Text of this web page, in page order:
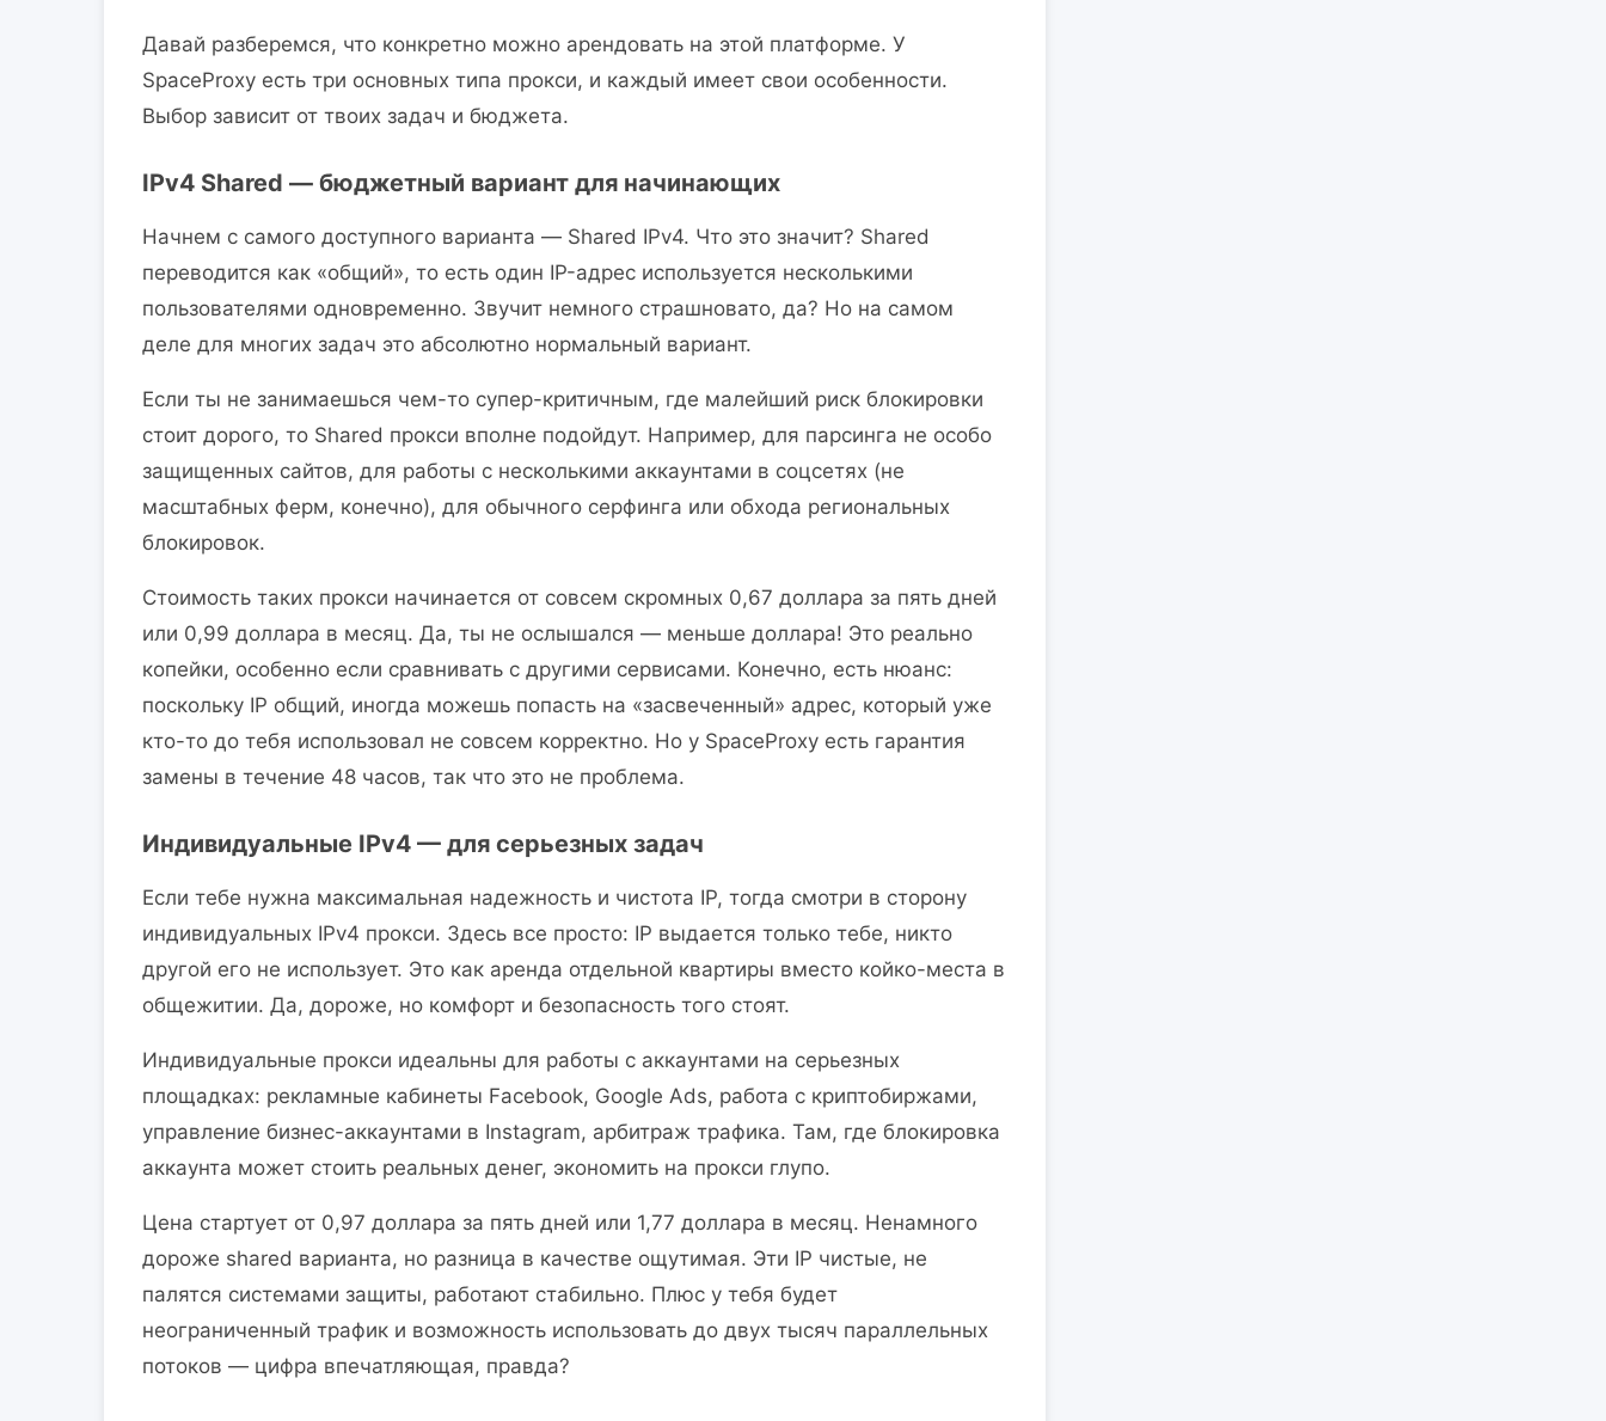
Давай разберемся, что конкретно можно арендовать на этой платформе. У
SpaceProxy есть три основных типа прокси, и каждый имеет свои особенности.
Выбор зависит от твоих задач и бюджета.
IPv4 Shared — бюджетный вариант для начинающих
Начнем с самого доступного варианта — Shared IPv4. Что это значит? Shared
переводится как «общий», то есть один IP-адрес используется несколькими
пользователями одновременно. Звучит немного страшновато, да? Но на самом
деле для многих задач это абсолютно нормальный вариант.
Если ты не занимаешься чем-то супер-критичным, где малейший риск блокировки
стоит дорого, то Shared прокси вполне подойдут. Например, для парсинга не особо
защищенных сайтов, для работы с несколькими аккаунтами в соцсетях (не
масштабных ферм, конечно), для обычного серфинга или обхода региональных
блокировок.
Стоимость таких прокси начинается от совсем скромных 0,67 доллара за пять дней
или 0,99 доллара в месяц. Да, ты не ослышался — меньше доллара! Это реально
копейки, особенно если сравнивать с другими сервисами. Конечно, есть нюанс:
поскольку IP общий, иногда можешь попасть на «засвеченный» адрес, который уже
кто-то до тебя использовал не совсем корректно. Но у SpaceProxy есть гарантия
замены в течение 48 часов, так что это не проблема.
Индивидуальные IPv4 — для серьезных задач
Если тебе нужна максимальная надежность и чистота IP, тогда смотри в сторону
индивидуальных IPv4 прокси. Здесь все просто: IP выдается только тебе, никто
другой его не использует. Это как аренда отдельной квартиры вместо койко-места в
общежитии. Да, дороже, но комфорт и безопасность того стоят.
Индивидуальные прокси идеальны для работы с аккаунтами на серьезных
площадках: рекламные кабинеты Facebook, Google Ads, работа с криптобиржами,
управление бизнес-аккаунтами в Instagram, арбитраж трафика. Там, где блокировка
аккаунта может стоить реальных денег, экономить на прокси глупо.
Цена стартует от 0,97 доллара за пять дней или 1,77 доллара в месяц. Ненамного
дороже shared варианта, но разница в качестве ощутимая. Эти IP чистые, не
палятся системами защиты, работают стабильно. Плюс у тебя будет
неограниченный трафик и возможность использовать до двух тысяч параллельных
потоков — цифра впечатляющая, правда?